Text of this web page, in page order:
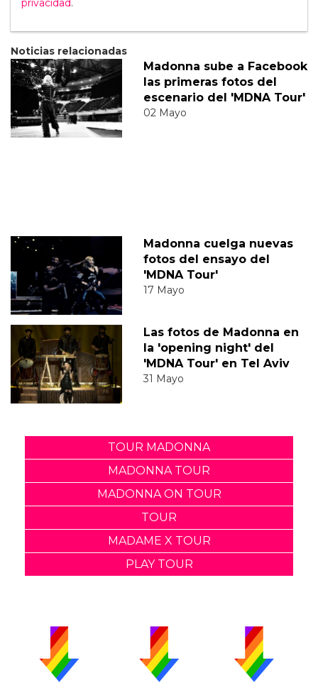
privacidad.
Noticias relacionadas
Madonna sube a Facebook
las primeras fotos del
escenario del 'MDNA Tour'
02 Mayo
Madonna cuelga nuevas
fotos del ensayo del
'MDNA Tour'
17 Mayo
Las fotos de Madonna en
la 'opening night' del
'MDNA Tour' en Tel Aviv
31 Mayo
TOUR MADONNA
MADONNA TOUR
MADONNA ON TOUR
TOUR
MADAME X TOUR
PLAY TOUR